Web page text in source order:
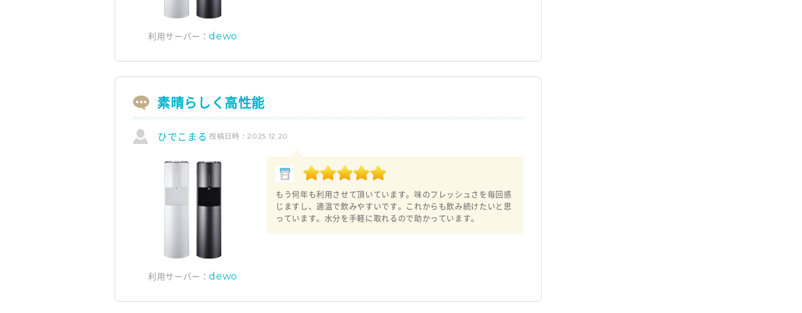
利用サーバー：dewo
素晴らしく高性能
ひでこまる 投稿日時：2025.12.20
利用サーバー：dewo
もう何年も利用させて頂いています。味のフレッシュさを毎回感
じますし、適温で飲みやすいです。これからも飲み続けたいと思
っています。水分を手軽に取れるので助かっています。